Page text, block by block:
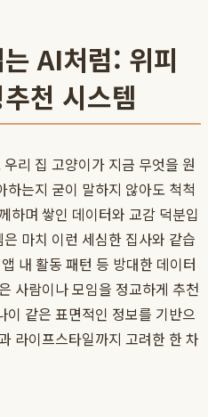
AI처럼: 위피
천 시스템
리 집 고양이가 지금 무엇을 원
는지 굳이 말하지 않아도 척척
하며 쌓인 데이터와 교감 덕분입
은 마치 이런 세심한 집사와 같습
내 활동 패턴 등 방대한 데이터
사람이나 모임을 정교하게 추천
이 같은 표면적인 정보를 기반으
라이프스타일까지 고려한 한 차